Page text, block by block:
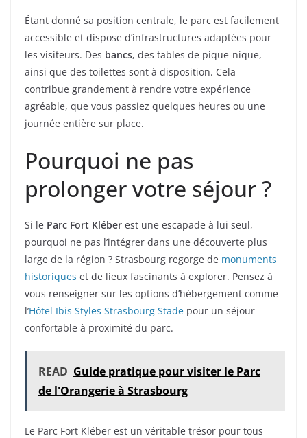
Étant donné sa position centrale, le parc est facilement
accessible et dispose d’infrastructures adaptées pour
les visiteurs. Des bancs, des tables de pique-nique,
ainsi que des toilettes sont à disposition. Cela
contribue grandement à rendre votre expérience
agréable, que vous passiez quelques heures ou une
journée entière sur place.
Pourquoi ne pas
prolonger votre séjour ?
Si le Parc Fort Kléber est une escapade à lui seul,
pourquoi ne pas l’intégrer dans une découverte plus
large de la région ? Strasbourg regorge de monuments
historiques et de lieux fascinants à explorer. Pensez à
vous renseigner sur les options d’hébergement comme
l’Hôtel Ibis Styles Strasbourg Stade pour un séjour
confortable à proximité du parc.
READ Guide pratique pour visiter le Parc
de l'Orangerie à Strasbourg
Le Parc Fort Kléber est un véritable trésor pour tous